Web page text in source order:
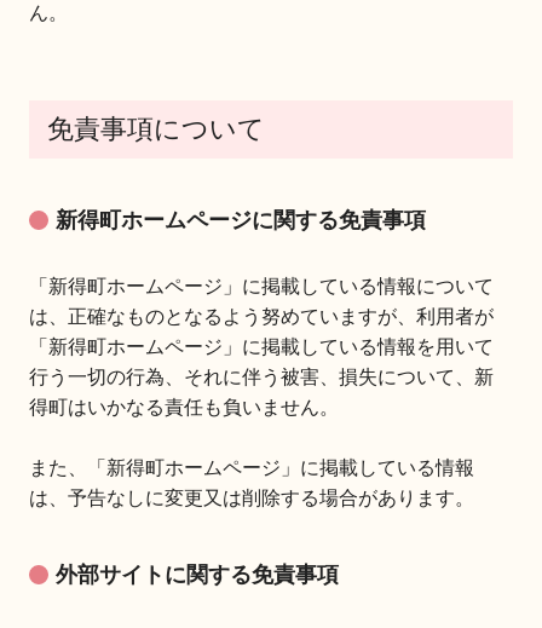
ん。
免責事項について
新得町ホームページに関する免責事項
「新得町ホームページ」に掲載している情報について
は、正確なものとなるよう努めていますが、利用者が
「新得町ホームページ」に掲載している情報を用いて
行う一切の行為、それに伴う被害、損失について、新
得町はいかなる責任も負いません。
また、「新得町ホームページ」に掲載している情報
は、予告なしに変更又は削除する場合があります。
外部サイトに関する免責事項